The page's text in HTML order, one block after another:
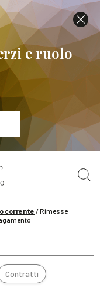
e ruolo
banca
corrente /Rimesse
Contratti